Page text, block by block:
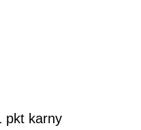
pkt karny